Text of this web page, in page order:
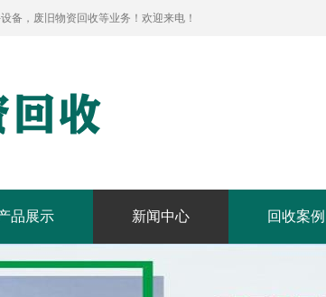
备，废旧物资回收等业务！欢迎来电！
品展示 新闻中心 回收案例